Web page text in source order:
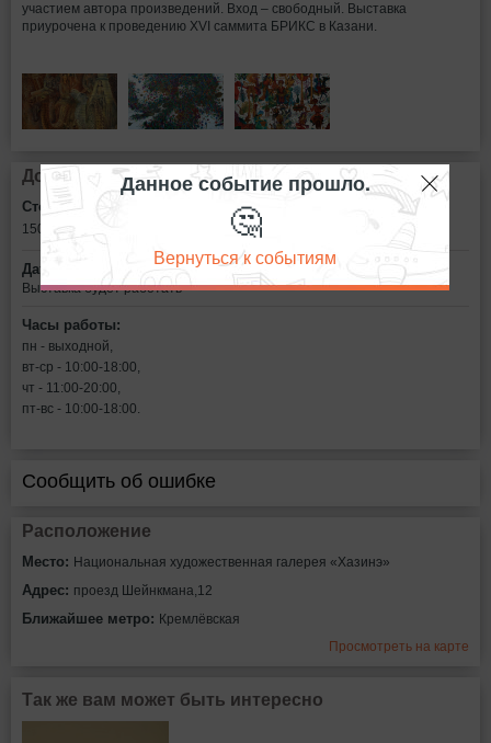
участием автора произведений. Вход – свободный. Выставка
приурочена к проведению XVI саммита БРИКС в Казани.
Дополнительная информация
Стоимость билетов:
150 - 300
Дата:
Выставка будет работать
Часы работы:
пн - выходной,
вт-ср - 10:00-18:00,
чт - 11:00-20:00,
пт-вс - 10:00-18:00.
Сообщить об ошибке
Расположение
Место: Национальная художественная галерея «Хазинэ»
Адрес: проезд Шейнкмана,12
Ближайшее метро: Кремлёвская
Просмотреть на карте
Так же вам может быть интересно
Данное событие прошло.
🤔
Вернуться к событиям